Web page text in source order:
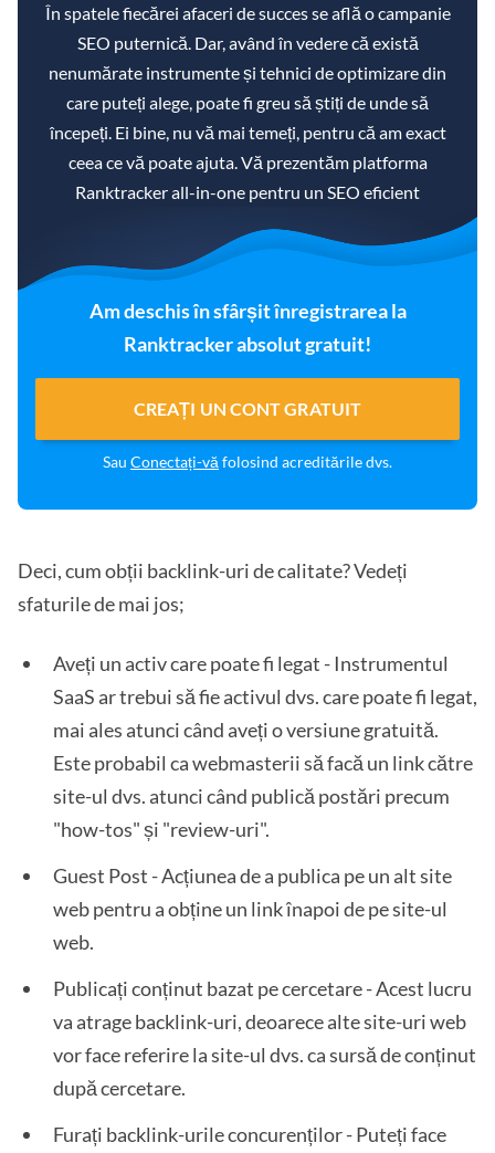
În spatele fiecărei afaceri de succes se află o campanie
SEO puternică. Dar, având în vedere că există
nenumărate instrumente și tehnici de optimizare din
care puteți alege, poate fi greu să știți de unde să
începeți. Ei bine, nu vă mai temeți, pentru că am exact
ceea ce vă poate ajuta. Vă prezentăm platforma
Ranktracker all-in-one pentru un SEO eficient
Am deschis în sfârșit înregistrarea la
Ranktracker absolut gratuit!
CREAȚI UN CONT GRATUIT
Sau Conectați-vă folosind acreditările dvs.
Deci, cum obții backlink-uri de calitate? Vedeți
sfaturile de mai jos;
Aveți un activ care poate fi legat - Instrumentul
SaaS ar trebui să fie activul dvs. care poate fi legat,
mai ales atunci când aveți o versiune gratuită.
Este probabil ca webmasterii să facă un link către
site-ul dvs. atunci când publică postări precum
"how-tos" și "review-uri".
Guest Post - Acțiunea de a publica pe un alt site
web pentru a obține un link înapoi de pe site-ul
web.
Publicați conținut bazat pe cercetare - Acest lucru
va atrage backlink-uri, deoarece alte site-uri web
vor face referire la site-ul dvs. ca sursă de conținut
după cercetare.
Furați backlink-urile concurenților - Puteți face